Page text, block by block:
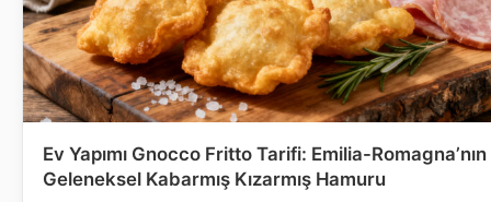
Ev Yapımı Gnocco Fritto Tarifi: Emilia-Romagna’nın
Geleneksel Kabarmış Kızarmış Hamuru